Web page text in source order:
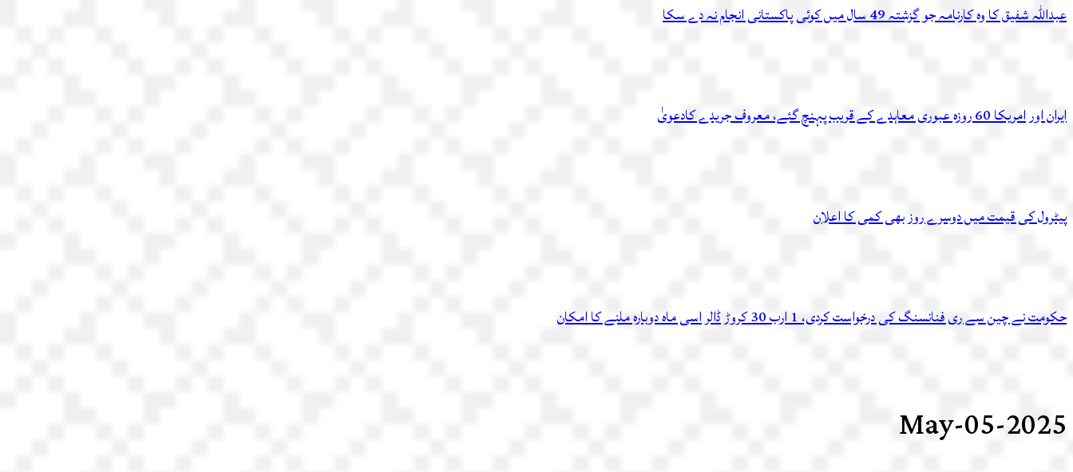
عبداللہ شفیق کا وہ کارنامہ جو گزشتہ 49 سال میں کوئی پاکستانی انجام نہ دے سکا
ایران اور امریکا 60 روزہ عبوری معاہدے کے قریب پہنچ گئے، معروف جریدے کادعویٰ
پیٹرول کی قیمت میں دوسرے روز بھی کمی کا اعلان
حکومت نے چین سے ری فنانسنگ کی درخواست کردی، 1 ارب 30 کروڑ ڈالر اسی ماہ دوبارہ ملنے کا امکان
2025-May-05